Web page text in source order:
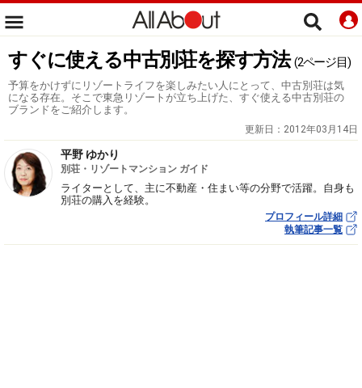
すぐに使える中古別荘を探す方法 (2ページ目)
予算をかけずにリゾートライフを楽しみたい人にとって、中古別荘は気
になる存在。そこで東急リゾートが立ち上げた、すぐ使える中古別荘の
ブランドをご紹介します。
更新日： 2012年03月14日
平野 ゆかり
別荘・リゾートマンション ガイド
ライターとして、主に不動産・住まい等の分野で活躍。自身も
別荘の購入を経験。
プロフィール詳細
執筆記事一覧